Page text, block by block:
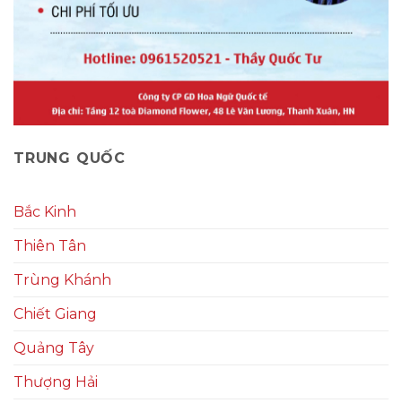
TRUNG QUỐC
Bắc Kinh
Thiên Tân
Trùng Khánh
Chiết Giang
Quảng Tây
Thượng Hải